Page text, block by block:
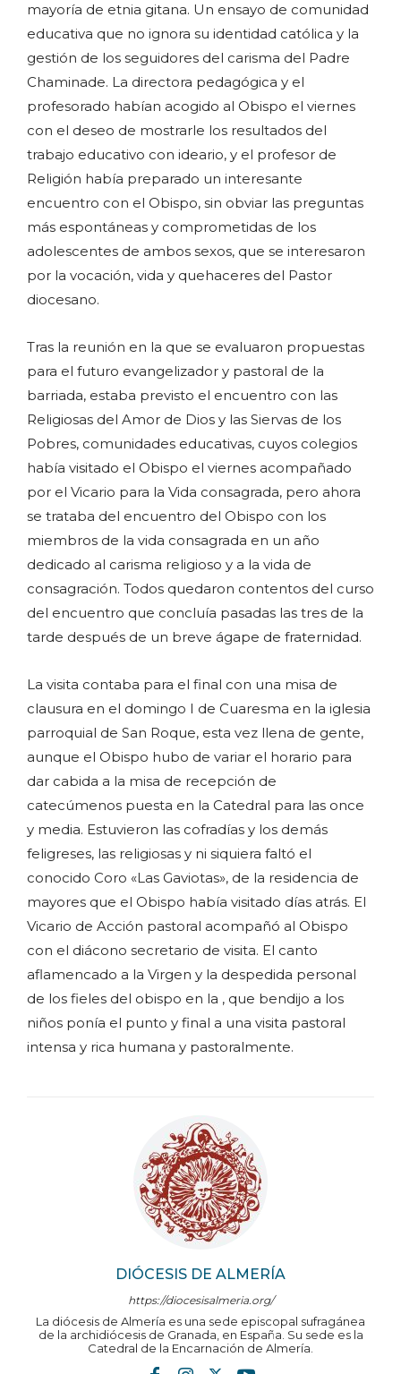
DIÓCESIS DE ALMERÍA
https://diocesisalmeria.org/
La diócesis de Almería es una sede episcopal sufragánea
de la archidiócesis de Granada, en España. Su sede es la
Catedral de la Encarnación de Almería.
mayoría de etnia gitana. Un ensayo de comunidad
educativa que no ignora su identidad católica y la
gestión de los seguidores del carisma del Padre
Chaminade. La directora pedagógica y el
profesorado habían acogido al Obispo el viernes
con el deseo de mostrarle los resultados del
trabajo educativo con ideario, y el profesor de
Religión había preparado un interesante
encuentro con el Obispo, sin obviar las preguntas
más espontáneas y comprometidas de los
adolescentes de ambos sexos, que se interesaron
por la vocación, vida y quehaceres del Pastor
diocesano.
Tras la reunión en la que se evaluaron propuestas
para el futuro evangelizador y pastoral de la
barriada, estaba previsto el encuentro con las
Religiosas del Amor de Dios y las Siervas de los
Pobres, comunidades educativas, cuyos colegios
había visitado el Obispo el viernes acompañado
por el Vicario para la Vida consagrada, pero ahora
se trataba del encuentro del Obispo con los
miembros de la vida consagrada en un año
dedicado al carisma religioso y a la vida de
consagración. Todos quedaron contentos del curso
del encuentro que concluía pasadas las tres de la
tarde después de un breve ágape de fraternidad.
La visita contaba para el final con una misa de
clausura en el domingo I de Cuaresma en la iglesia
parroquial de San Roque, esta vez llena de gente,
aunque el Obispo hubo de variar el horario para
dar cabida a la misa de recepción de
catecúmenos puesta en la Catedral para las once
y media. Estuvieron las cofradías y los demás
feligreses, las religiosas y ni siquiera faltó el
conocido Coro «Las Gaviotas», de la residencia de
mayores que el Obispo había visitado días atrás. El
Vicario de Acción pastoral acompañó al Obispo
con el diácono secretario de visita. El canto
aflamencado a la Virgen y la despedida personal
de los fieles del obispo en la , que bendijo a los
niños ponía el punto y final a una visita pastoral
intensa y rica humana y pastoralmente.